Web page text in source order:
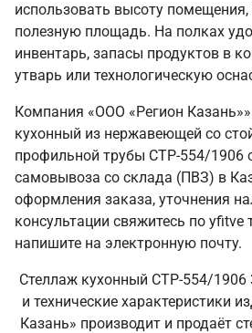
использовать высоту
полезную площадь. На полках
инвентарь, запасы продуктов в
утварь или технологическую
Компания «ООО «Регион
кухонный из нержавеющей со
профильной трубы СТР-554/1906
самовывоза со склада (ПВЗ) в
оформления заказа, уточнения
консультации свяжитесь по yfitve
напишите на электронную почту.
Стеллаж кухонный СТР-554/1906
и технические характеристики
Казань» производит и продаёт